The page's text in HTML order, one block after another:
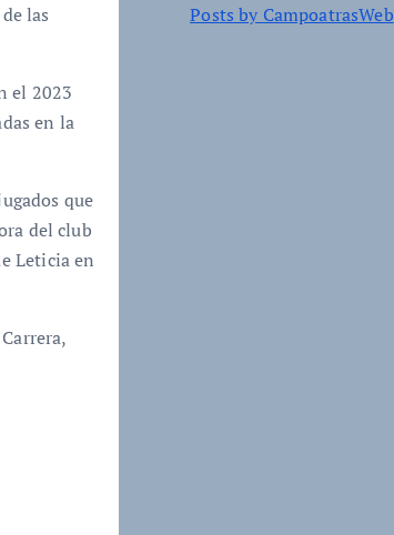
las
el 2023
en la
que
del club
Leticia en
Posts by CampoatrasWeb